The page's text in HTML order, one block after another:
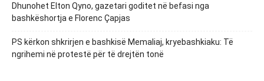
Dhunohet Elton Qyno, gazetari goditet në befasi nga
bashkëshortja e Florenc Çapjas
PS kërkon shkrirjen e bashkisë Memaliaj, kryebashkiaku: Të
ngrihemi në protestë për të drejtën tonë